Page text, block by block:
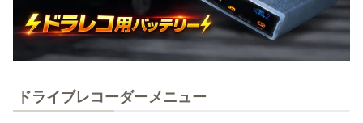
ドライブレコーダーメニュー